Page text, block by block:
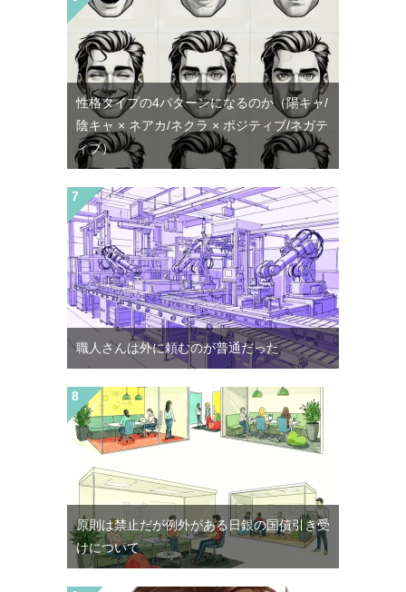
性格タイプの4パターンになるのか（陽キャ/
陰キャ × ネアカ/ネクラ × ポジティブ/ネガテ
ィブ）
職人さんは外に頼むのが普通だった
原則は禁止だが例外がある日銀の国債引き受
けについて